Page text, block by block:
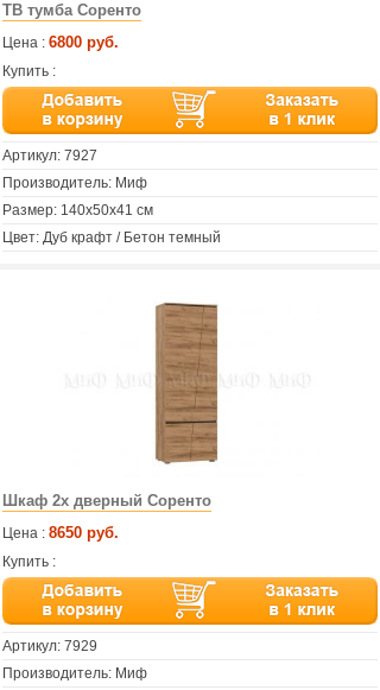
ТВ тумба Соренто
Цена : 6800 руб.
Купить :
Артикул: 7927
Производитель: Миф
Размер: 140х50х41 см
Цвет: Дуб крафт / Бетон темный
Шкаф 2х дверный Соренто
Цена : 8650 руб.
Купить :
Артикул: 7929
Производитель: Миф